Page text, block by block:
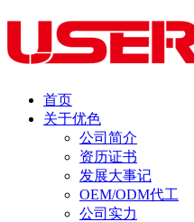
首页
关于优色
公司简介
资历证书
发展大事记
OEM/ODM代工
公司实力